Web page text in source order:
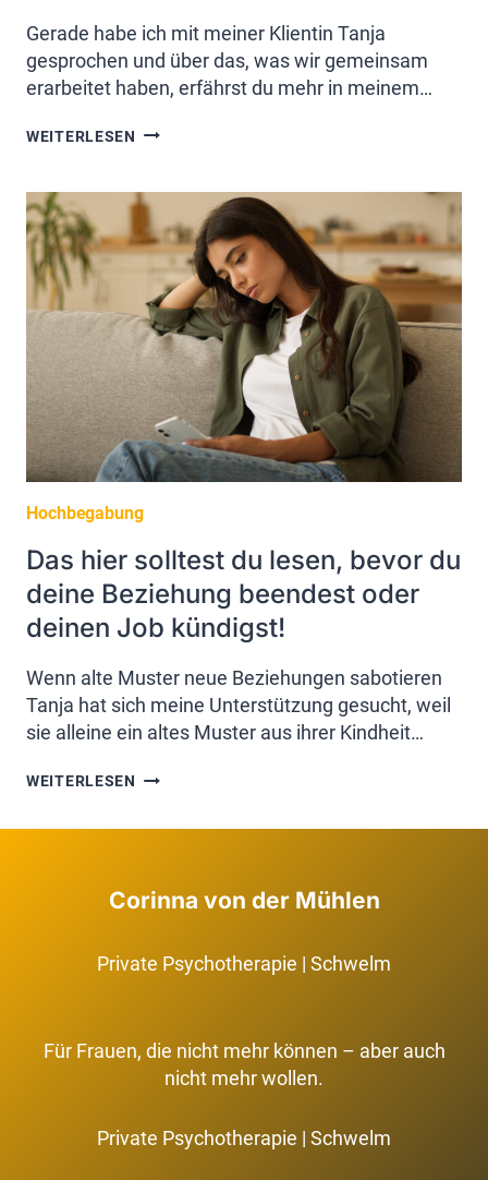
Gerade habe ich mit meiner Klientin Tanja
gesprochen und über das, was wir gemeinsam
erarbeitet haben, erfährst du mehr in meinem…
WEITERLESEN ICH
WOHL
NOCH
WAS
ERWARTEN
DÜRFEN!?
Hochbegabung
Das hier solltest du lesen, bevor du
deine Beziehung beendest oder
deinen Job kündigst!
Wenn alte Muster neue Beziehungen sabotieren
Tanja hat sich meine Unterstützung gesucht, weil
sie alleine ein altes Muster aus ihrer Kindheit…
WEITERLESEN DAS
DU
BEENDEST
KÜNDIGST!
Corinna von der Mühlen
Private Psychotherapie | Schwelm
Für Frauen, die nicht mehr können – aber auch
nicht mehr wollen.
Private Psychotherapie | Schwelm